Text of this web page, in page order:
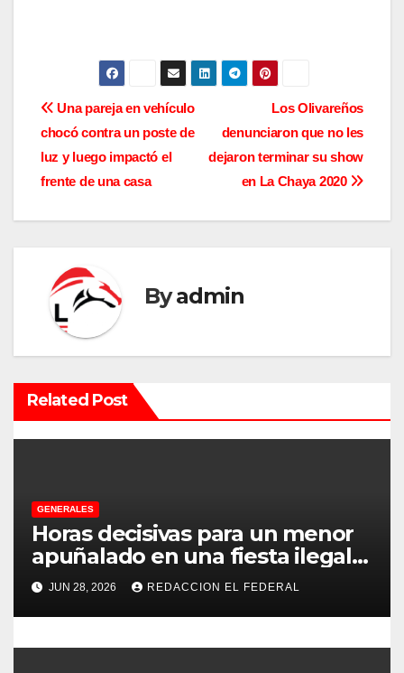
N
a
v
e
a
ó
n
e
e
n
Los Olivareños
denunciaron que no les
dejaron terminar su show
en La Chaya 2020
Una pareja en vehículo
chocó contra un poste de
luz y luego impactó el
frente de una casa
Byadmin
Related Post
GENERALES
Horas decisivas para un menor
apuñalado en una fiesta ilegal
con más de 500 asistentes en
Chilecito
JUN 28, 2026 REDACCION EL FEDERAL